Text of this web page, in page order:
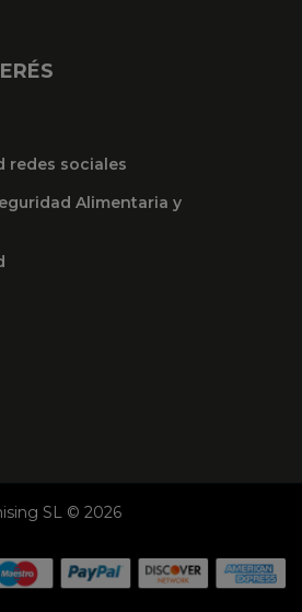
redes sociales
Alimentaria y
SL © 2026